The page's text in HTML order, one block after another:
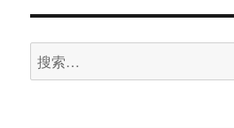
搜
索：